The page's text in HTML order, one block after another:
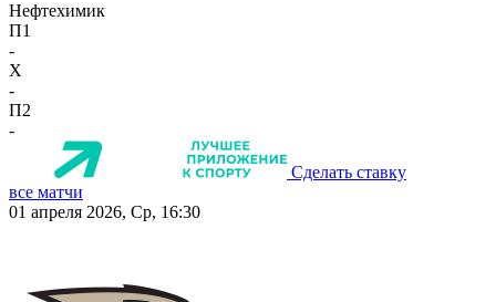
Нефтехимик
П1
-
X
-
П2
-
Сделать ставку
все матчи
01 апреля 2026, Ср, 16:30